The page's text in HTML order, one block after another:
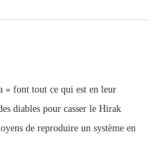
» font tout ce qui est en leur
diables pour casser le Hirak
de reproduire un système en